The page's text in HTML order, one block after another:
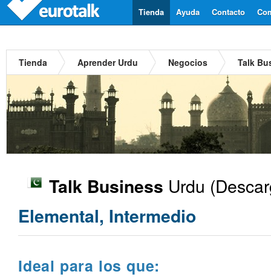
Contacto
Ayuda
Tienda
Tienda Aprender Urdu Negocios Talk
Talk Business Urdu
Elemental, Intermedio
Ideal para los que: